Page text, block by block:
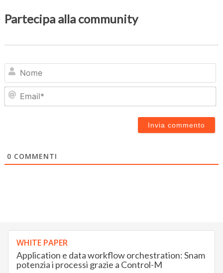
Partecipa alla community
0 COMMENTI
WHITE PAPER
Application e data workflow orchestration: Snam
potenzia i processi grazie a Control-M